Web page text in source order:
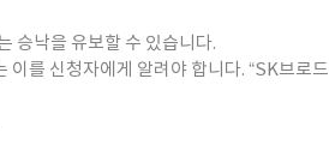
승낙을 유보할 수 있습니다.
를 신청자에게 알려야 합니다. “SK브로드